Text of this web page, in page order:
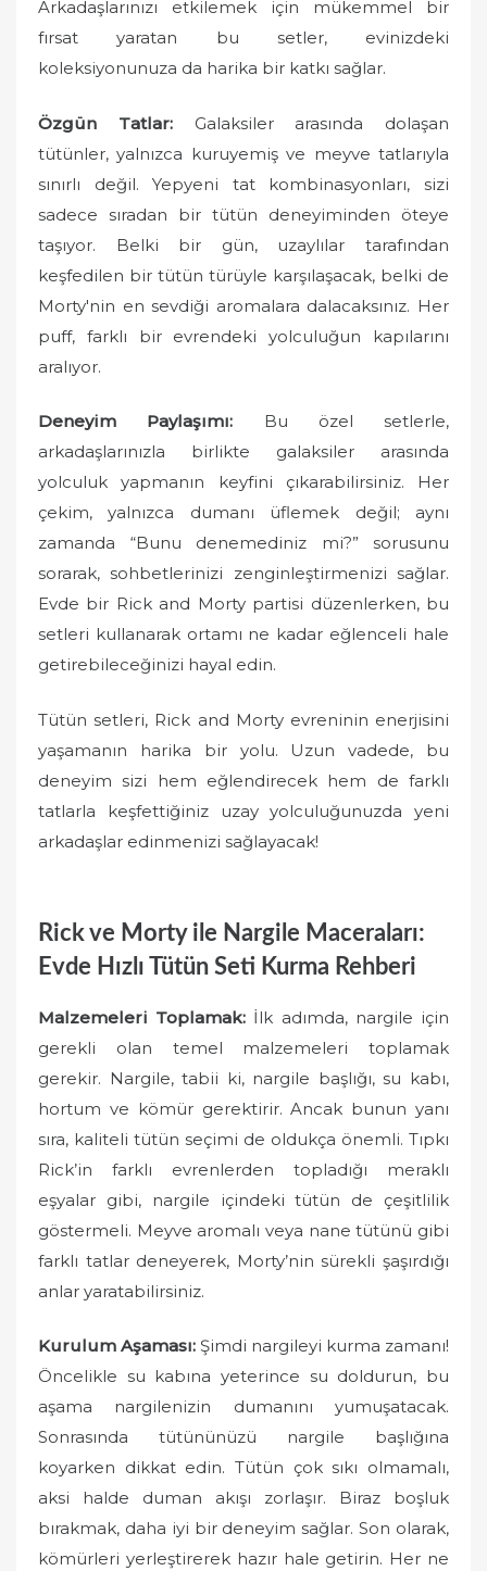
Arkadaşlarınızı etkilemek için mükemmel bir
fırsat yaratan bu setler, evinizdeki
koleksiyonunuza da harika bir katkı sağlar.
Özgün Tatlar:Galaksiler arasında dolaşan
tütünler, yalnızca kuruyemiş ve meyve tatlarıyla
sınırlı değil. Yepyeni tat kombinasyonları, sizi
sadece sıradan bir tütün deneyiminden öteye
taşıyor. Belki bir gün, uzaylılar tarafından
keşfedilen bir tütün türüyle karşılaşacak, belki de
Morty'nin en sevdiği aromalara dalacaksınız. Her
puff, farklı bir evrendeki yolculuğun kapılarını
aralıyor.
Deneyim Paylaşımı: Bu özel setlerle,
arkadaşlarınızla birlikte galaksiler arasında
yolculuk yapmanın keyfini çıkarabilirsiniz. Her
çekim, yalnızca dumanı üflemek değil; aynı
zamanda “Bunu denemediniz mi?” sorusunu
sorarak, sohbetlerinizi zenginleştirmenizi sağlar.
Evde bir Rick and Morty partisi düzenlerken, bu
setleri kullanarak ortamı ne kadar eğlenceli hale
getirebileceğinizi hayal edin.
Tütün setleri, Rick and Morty evreninin enerjisini
yaşamanın harika bir yolu. Uzun vadede, bu
deneyim sizi hem eğlendirecek hem de farklı
tatlarla keşfettiğiniz uzay yolculuğunuzda yeni
arkadaşlar edinmenizi sağlayacak!
Rick ve Morty ile Nargile Maceraları:
Evde Hızlı Tütün Seti Kurma Rehberi
Malzemeleri Toplamak: İlk adımda, nargile için
gerekli olan temel malzemeleri toplamak
gerekir. Nargile, tabii ki, nargile başlığı, su kabı,
hortum ve kömür gerektirir. Ancak bunun yanı
sıra, kaliteli tütün seçimi de oldukça önemli. Tıpkı
Rick’in farklı evrenlerden topladığı meraklı
eşyalar gibi, nargile içindeki tütün de çeşitlilik
göstermeli. Meyve aromalı veya nane tütünü gibi
farklı tatlar deneyerek, Morty’nin sürekli şaşırdığı
anlar yaratabilirsiniz.
Kurulum Aşaması: Şimdi nargileyi kurma zamanı!
Öncelikle su kabına yeterince su doldurun, bu
aşama nargilenizin dumanını yumuşatacak.
Sonrasında tütününüzü nargile başlığına
koyarken dikkat edin. Tütün çok sıkı olmamalı,
aksi halde duman akışı zorlaşır. Biraz boşluk
bırakmak, daha iyi bir deneyim sağlar. Son olarak,
kömürleri yerleştirerek hazır hale getirin. Her ne